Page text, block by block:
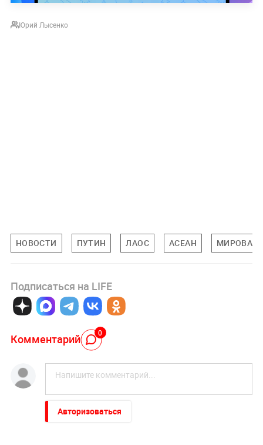
Юрий Лысенко
НОВОСТИ ПУТИН ЛАОС АСЕАН МИРОВАЯ
Подписаться на LIFE
Комментарий 0
Авторизоваться